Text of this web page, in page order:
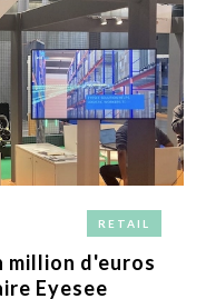
RETAIL
million d'euros
Eyesee